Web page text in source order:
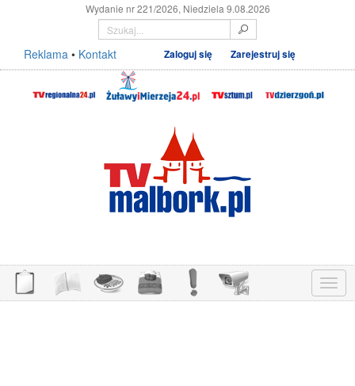
Wydanie nr 221/2026, Niedziela 9.08.2026
Reklama • Kontakt Zaloguj się Zarejestruj się
Menu